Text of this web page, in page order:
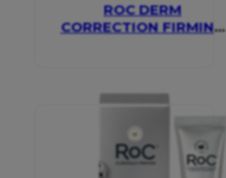
ROC DERM
CORRECTION FIRMING